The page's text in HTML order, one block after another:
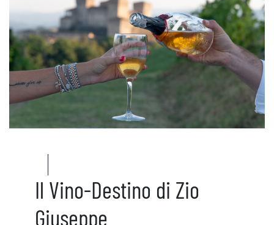
Il Vino-Destino di Zio
Giuseppe